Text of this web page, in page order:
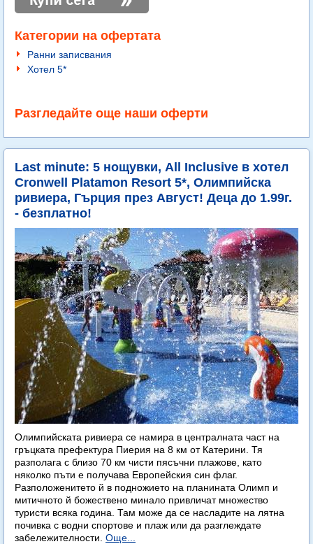
Категории на офертата
Ранни записвания
Хотел 5*
Разгледайте още наши оферти
Last minute: 5 нощувки, All Inclusive в хотел
Cronwell Platamon Resort 5*, Олимпийска
ривиера, Гърция през Август! Деца до 1.99г.
- безплатно!
Олимпийската ривиера се намира в централната част на
гръцката префектура Пиерия на 8 км от Катерини. Тя
разполага с близо 70 км чисти пясъчни плажове, като
няколко пъти е получава Европейския син флаг.
Разположенитето й в подножието на планината Олимп и
митичното й божествено минало привличат множество
туристи всяка година. Там може да се насладите на лятна
почивка с водни спортове и плаж или да разглеждате
забележителности. Още...